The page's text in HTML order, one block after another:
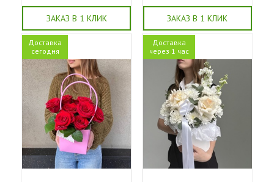
ЗАКАЗ В 1 КЛИК ЗАКАЗ В 1 КЛИК
Доставка
сегодня
Доставка
через 1 час